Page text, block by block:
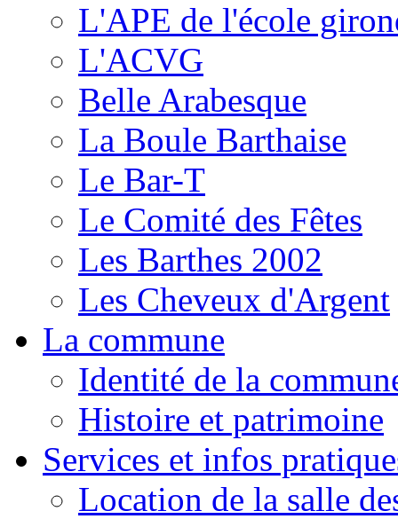
L'APE de l'école
L'ACVG
Belle Arabesque
La Boule Barthaise
Le Bar-T
Le Comité des Fêtes
Les Barthes 2002
Les Cheveux d'Argent
La commune
Identité de la
Histoire et patrimoine
Services et infos
Location de la salle